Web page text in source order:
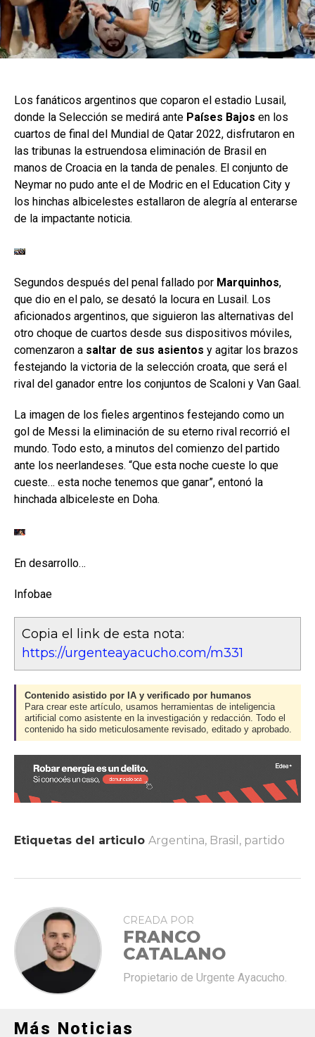
Los fanáticos argentinos que coparon el estadio Lusail,
donde la Selección se medirá ante Países Bajos en los
cuartos de final del Mundial de Qatar 2022, disfrutaron en
las tribunas la estruendosa eliminación de Brasil en
manos de Croacia en la tanda de penales. El conjunto de
Neymar no pudo ante el de Modric en el Education City y
los hinchas albicelestes estallaron de alegría al enterarse
de la impactante noticia.
Segundos después del penal fallado por Marquinhos,
que dio en el palo, se desató la locura en Lusail. Los
aficionados argentinos, que siguieron las alternativas del
otro choque de cuartos desde sus dispositivos móviles,
comenzaron a saltar de sus asientos y agitar los brazos
festejando la victoria de la selección croata, que será el
rival del ganador entre los conjuntos de Scaloni y Van Gaal.
La imagen de los fieles argentinos festejando como un
gol de Messi la eliminación de su eterno rival recorrió el
mundo. Todo esto, a minutos del comienzo del partido
ante los neerlandeses. “Que esta noche cueste lo que
cueste… esta noche tenemos que ganar”, entonó la
hinchada albiceleste en Doha.
En desarrollo…
Infobae
Copia el link de esta nota:
https://urgenteayacucho.com/m331
Contenido asistido por IA y verificado por humanos
Para crear este artículo, usamos herramientas de inteligencia
artificial como asistente en la investigación y redacción. Todo el
contenido ha sido meticulosamente revisado, editado y aprobado.
Etiquetas del articulo Argentina, Brasil , partido
CREADA POR
FRANCO
CATALANO
Propietario de Urgente Ayacucho.
Más Noticias